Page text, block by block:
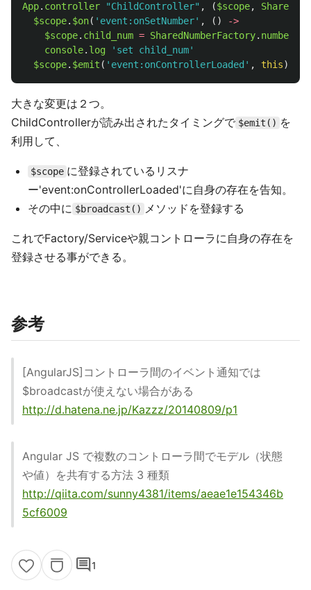
App. controller "ChildController" , ($scope,
$scope. $on( 'event:onSetNumber' , ()
->
$scope. child_num = SharedNumberFactory. number
console. log
'set child_num'
$scope. $emit ( 'event:onControllerLoaded' , this)
大きな変更は２つ。
ChildControllerが読み出されたタイミングで $emit() を
利用して、
$scope に登録されているリスナ
ー'event:onControllerLoaded'に自身の存在を告知。
その中に $broadcast() メソッドを登録する
これでFactory/Serviceや親コントローラに自身の存在を
登録させる事ができる。
参考
[AngularJS]コントローラ間のイベント通知では
$broadcastが使えない場合がある
http://d.hatena.ne.jp/Kazzz/20140809/p1
Angular JS で複数のコントローラ間でモデル（状態
や値）を共有する方法 3 種類
http://qiita.com/sunny4381/items/aeae1e154346b
5cf6009
comment1